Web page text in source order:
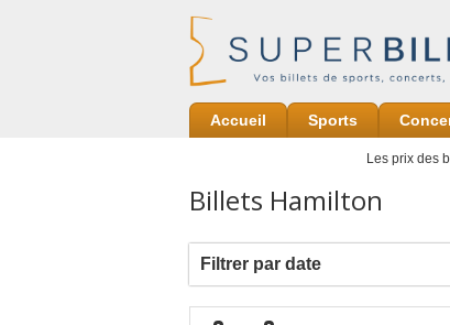
Accueil Sports
Les prix des
Billets Hamilton
Filtrer par date